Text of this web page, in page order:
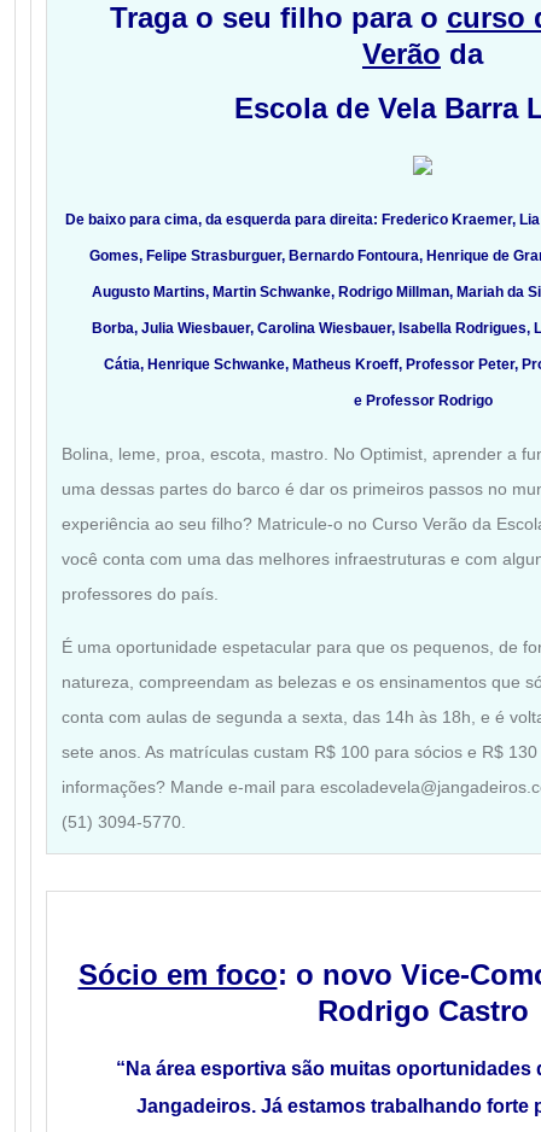
Traga o seu filho para o curso
Verão da
Escola de Vela Barra
De baixo para cima, da esquerda para direita: Frederico Kraemer,
Gomes, Felipe Strasburguer, Bernardo Fontoura, Henrique de
Augusto Martins, Martin Schwanke, Rodrigo Millman, Mariah da
Borba, Julia Wiesbauer, Carolina Wiesbauer, Isabella Rodrigues,
Cátia, Henrique Schwanke, Matheus Kroeff, Professor Peter,
e Professor Rodrigo
Bolina, leme, proa, escota, mastro. No Optimist, aprender a
uma dessas partes do barco é dar os primeiros passos no
experiência ao seu filho? Matricule-o no Curso Verão da
você conta com uma das melhores infraestruturas e com
professores do país.
É uma oportunidade espetacular para que os pequenos, de
natureza, compreendam as belezas e os ensinamentos que
conta com aulas de segunda a sexta, das 14h às 18h, e é
sete anos. As matrículas custam R$ 100 para sócios e R$
informações? Mande e-mail para
(51) 3094-5770.
Sócio em foco: o novo Vice-
Rodrigo Castro
“Na área esportiva são muitas oportunidades
Jangadeiros. Já estamos trabalhando forte